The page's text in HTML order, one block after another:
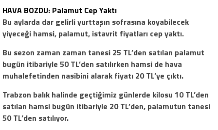
HAVA BOZDU: Palamut Cep Yaktı
Bu aylarda dar gelirli yurttaşın sofrasına koyabilecek
yiyeceği hamsi, palamut, istavrit fiyatları cep yaktı.
Bu sezon zaman zaman tanesi 25 TL’den satılan palamut
bugün itibariyle 50 TL’den satılırken hamsi de hava
muhalefetinden nasibini alarak fiyatı 20 TL’ye çıktı.
Trabzon balık halinde geçtiğimiz günlerde kilosu 10 TL’den
satılan hamsi bugün itibariyle 20 TL’den, palamutun tanesi
50 TL’den satılıyor.